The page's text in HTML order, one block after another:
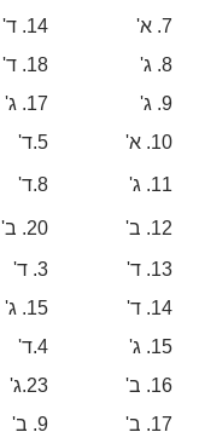
7. א' 14. ד'
8. ג' 18. ד'
9. ג' 17. ג'
10. א' 5.ד'
11. ג' 8.ד'
12. ב' 20. ב'
13. ד' 3. ד'
14. ד' 15. ג'
15. ג' 4.ד'
16. ב' 23.ג'
17. ב' 9. ב'